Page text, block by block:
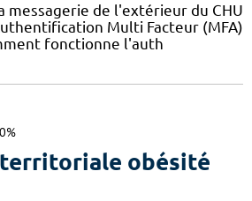
messagerie de l'extérieur du CHU
Multi Facteur (MFA)
fonctionne l'auth
obésité